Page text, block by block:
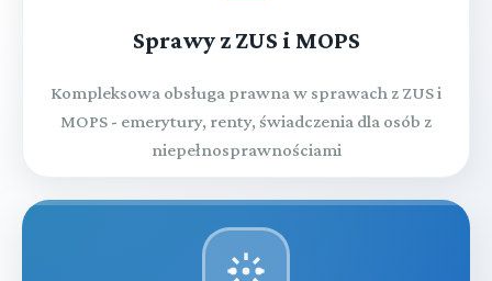
Sprawy z ZUS i MOPS
Kompleksowa obsługa prawna w sprawach z ZUS i
MOPS - emerytury, renty, świadczenia dla osób z
niepełnosprawnościami